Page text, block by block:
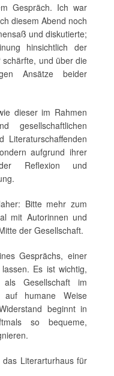
Gespräch. Ich war
diesem Abend noch
und diskutierte;
hinsichtlich der
schärfte, und über die
Ansätze beider
dieser im Rahmen
gesellschaftlichen
aufgrund ihrer
Reflexion und
Bitte mehr zum
mit Autorinnen und
der Gesellschaft.
Gesprächs, einer
Es ist wichtig,
Gesellschaft im
auf humane Weise
beginnt in
so bequeme,
Literarturhaus für